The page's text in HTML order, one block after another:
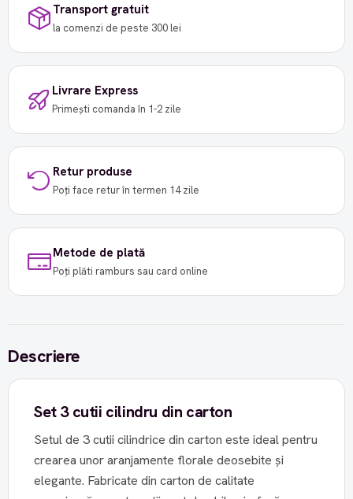
Transport gratuit
la comenzi de peste 300 lei
Livrare Express
Primești comanda în 1-2 zile
Retur produse
Poți face retur în termen 14 zile
Metode de plată
Poți plăti ramburs sau card online
Descriere
Set 3 cutii cilindru din carton
Setul de 3 cutii cilindrice din carton este ideal pentru
crearea unor aranjamente florale deosebite și
elegante. Fabricate din carton de calitate